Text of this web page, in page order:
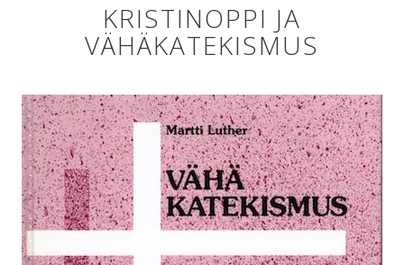
KRISTINOPPI JA
VÄHÄKATEKISMUS